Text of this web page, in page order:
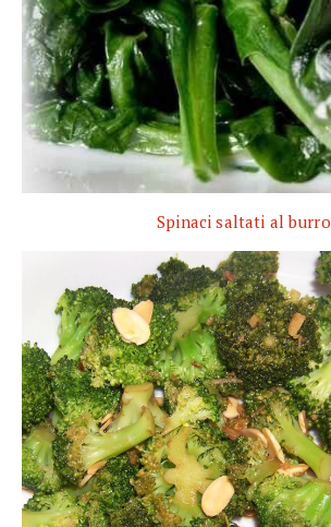
Spinaci saltati al burro